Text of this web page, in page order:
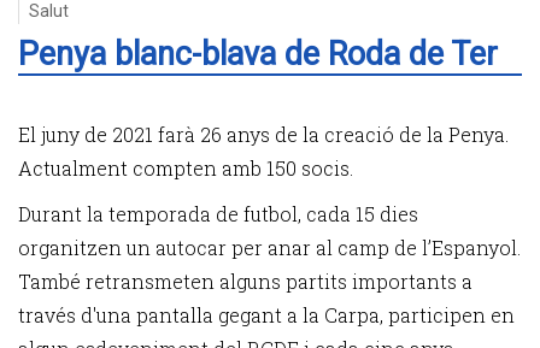
Salut
Penya blanc-blava de Roda de Ter
El juny de 2021 farà 26 anys de la creació de la Penya.
Actualment compten amb 150 socis.
Durant la temporada de futbol, cada 15 dies
organitzen un autocar per anar al camp de l’Espanyol.
També retransmeten alguns partits importants a
través d'una pantalla gegant a la Carpa, participen en